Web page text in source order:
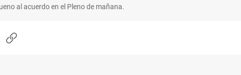
al acuerdo en el Pleno de mañana.
Copiar